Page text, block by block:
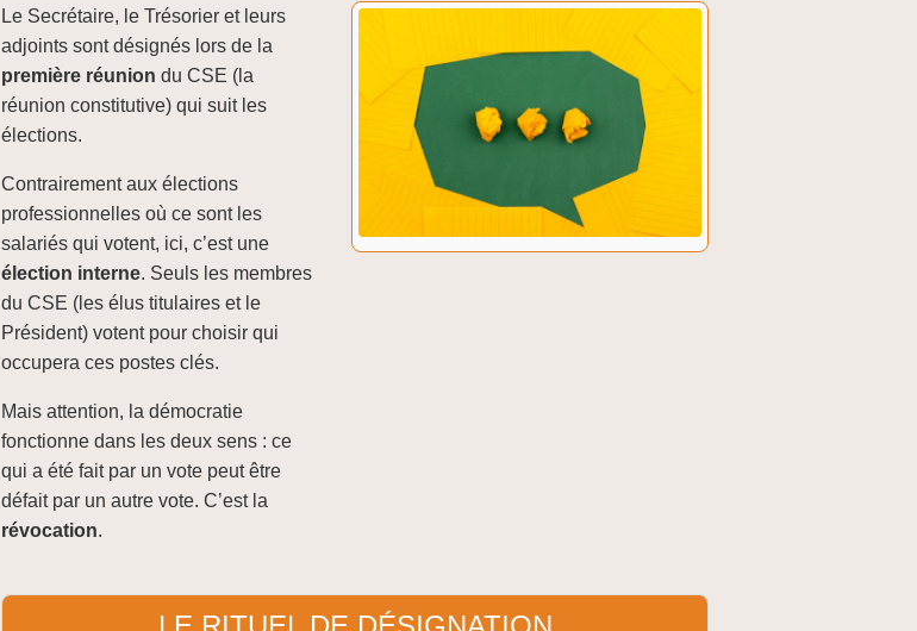
Le Secrétaire, le Trésorier et leurs
adjoints sont désignés lors de la
première réunion du CSE (la
réunion constitutive) qui suit les
élections.
Contrairement aux élections
professionnelles où ce sont les
salariés qui votent, ici, c’est une
élection interne. Seuls les membres
du CSE (les élus titulaires et le
Président) votent pour choisir qui
occupera ces postes clés.
Mais attention, la démocratie
fonctionne dans les deux sens : ce
qui a été fait par un vote peut être
défait par un autre vote. C’est la
révocation.